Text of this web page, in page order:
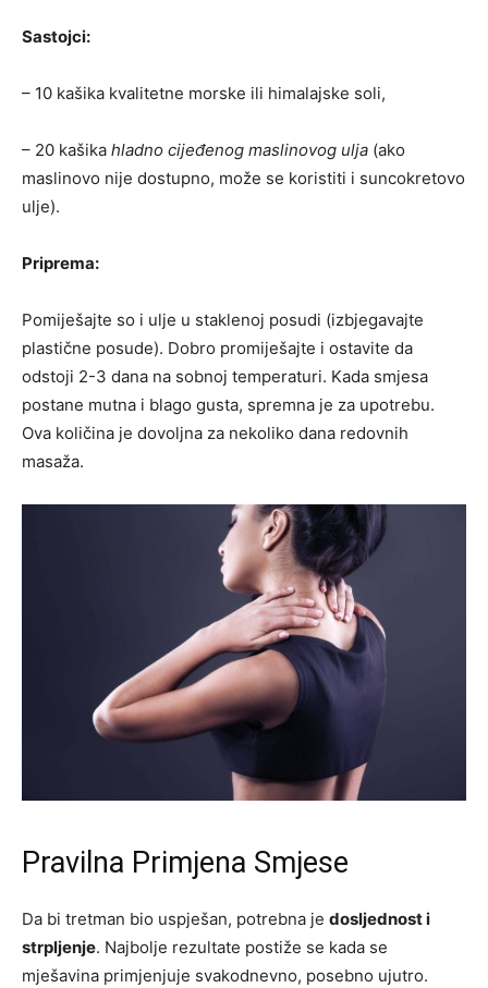
Sastojci:
– 10 kašika kvalitetne morske ili himalajske soli,
– 20 kašika hladno cijeđenog maslinovog ulja (ako
maslinovo nije dostupno, može se koristiti i suncokretovo
ulje).
Priprema:
Pomiješajte so i ulje u staklenoj posudi (izbjegavajte
plastične posude). Dobro promiješajte i ostavite da
odstoji 2-3 dana na sobnoj temperaturi. Kada smjesa
postane mutna i blago gusta, spremna je za upotrebu.
Ova količina je dovoljna za nekoliko dana redovnih
masaža.
Pravilna Primjena Smjese
Da bi tretman bio uspješan, potrebna je dosljednost i
strpljenje. Najbolje rezultate postiže se kada se
mješavina primjenjuje svakodnevno, posebno ujutro.